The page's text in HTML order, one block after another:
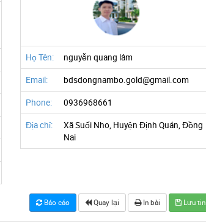
Họ Tên: nguyễn quang lâm
Email: bdsdongnambo.gold@gmail.com
Phone: 0936968661
Địa chỉ:
Xã Suối Nho, Huyện Định Quán, Đồng
Nai
Báo cáo Quay lại In bài Lưu tin